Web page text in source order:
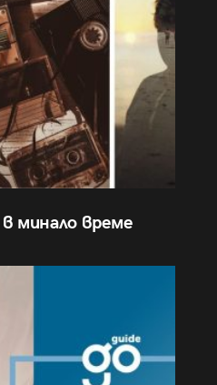
минало време